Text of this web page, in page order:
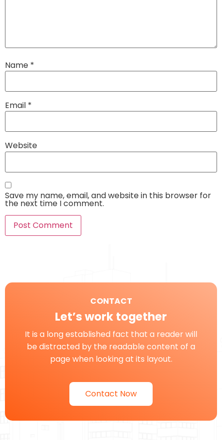
Name *
Email *
Website
Save my name, email, and website in this browser for
the next time I comment.
CONTACT
Let’s work together
It is a long established fact that a reader will
be distracted by the readable content of a
page when looking at its layout.
Contact Now